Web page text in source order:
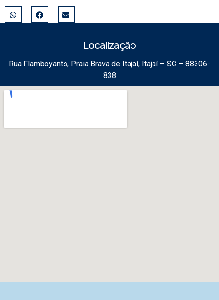
Localização
Rua Flamboyants, Praia Brava de Itajaí, Itajaí – SC – 88306-
838